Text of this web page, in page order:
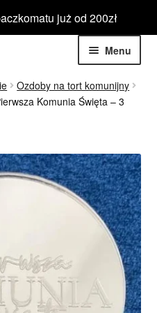
już od 200zł
Menu
Rozwiń
menu
Rozwiń
menu
Rozwiń
menu
Rozwiń
menu
Rozwiń
Ozdoby na tort komunijny
Komunia Święta – 3